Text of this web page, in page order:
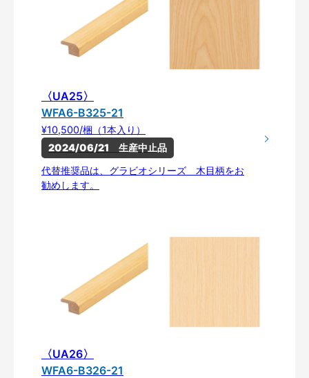
〈UA25〉
WFA6-B325-21
¥10,500/梱（1本入り）
2024/06/21　生産中止品
代替推奨品は、グラビオシリーズ 木目柄をお
勧めします。
〈UA26〉
WFA6-B326-21